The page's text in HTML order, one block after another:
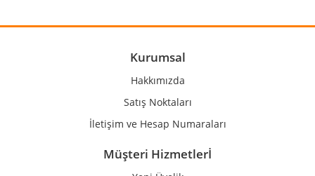
Ürün açıklamasında eksik bilgiler bulunuyor.
Ürün bilgilerinde hatalar bulunuyor.
Kurumsal
Hakkımızda
Satış Noktaları
İletişim ve Hesap Numaraları
Müşteri Hizmetlerİ